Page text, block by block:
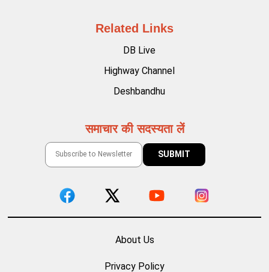
Related Links
DB Live
Highway Channel
Deshbandhu
समाचार की सदस्यता लें
About Us
Privacy Policy